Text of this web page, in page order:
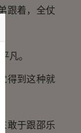
跟着，全仗
凡。
得到这种就
敢于跟邵乐